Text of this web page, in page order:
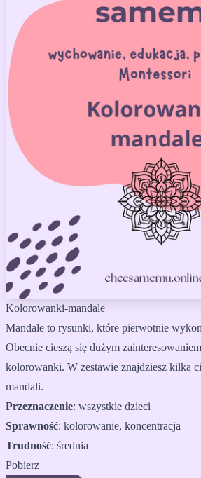
Kolorowanki-mandale
Mandale to rysunki, które pierwotnie
Obecnie cieszą się dużym
kolorowanki. W zestawie znajdziesz kilka
mandali.
Przeznaczenie: wszystkie dzieci
Sprawność: kolorowanie, koncentracja
Trudność: średnia
Pobierz